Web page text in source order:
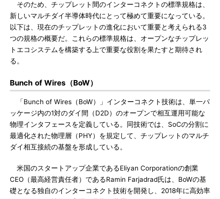
そのため、チップレット間のインターコネクトの標準規格は、
新しいマルチダイ半導体時代にとって極めて重要になっている。
以下は、現在のチップレットの進化において重要と考えられる3
つの規格の概要だ。これらの標準規格は、オープンなチップレッ
トエコシステムを構築する上で重要な役割を果たすと期待され
る。
Bunch of Wires（BoW）
「Bunch of Wires（BoW）」インターコネクト技術は、単一パ
ッケージ内の1対のダイ間（D2D）のオープンで相互運用可能な
物理インタフェースを定義している。同技術では、SoCの分割に
最適化された物理層（PHY）を規定して、チップレットのマルチ
ダイ相互接続の基盤を形成している。
米国のスタートアップ企業であるEliyan Corporationの創業
CEO（最高経営責任者）であるRamin Farjadrad氏は、BoWの基
礎となる独自のインターコネクト技術を開発し、2018年に高効率